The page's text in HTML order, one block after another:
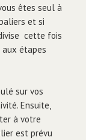
êtes seul à
et si
cette fois
étapes
sur vos
Ensuite,
à votre
est prévu